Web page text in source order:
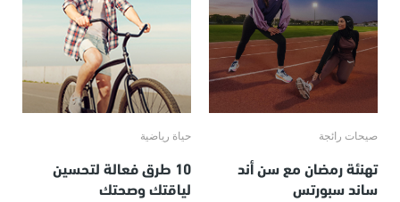
صيحات رائجة
تهنئة رمضان مع سن أند
ساند سبورتس
حياة رياضية
10 طرق فعالة لتحسين
لياقتك وصحتك